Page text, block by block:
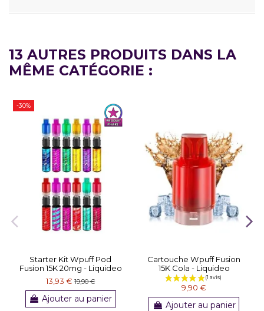
13 AUTRES PRODUITS DANS LA
MÊME CATÉGORIE :
-30%
Starter Kit Wpuff Pod
Fusion 15K 20mg - Liquideo
13,93 €19,90 €
Ajouter au panier
Cartouche Wpuff Fusion
15K Cola - Liquideo
9,90 €
Ajouter au panier